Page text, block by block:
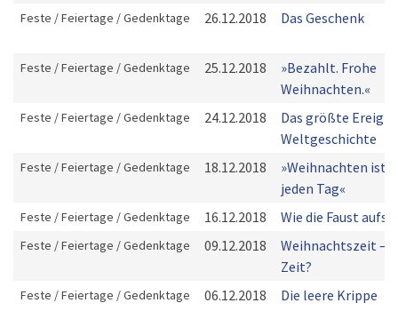
Feste / Feiertage / Gedenktage 26.12.2018 Das Geschenk
Feste / Feiertage / Gedenktage 25.12.2018
»Bezahlt. Frohe
Weihnachten.«
Feste / Feiertage / Gedenktage 24.12.2018
Das größte
Weltgeschichte
Feste / Feiertage / Gedenktage 18.12.2018
»Weihnachten ist
jeden Tag«
Feste / Feiertage / Gedenktage 16.12.2018 Wie die Faust aufs
Feste / Feiertage / Gedenktage 09.12.2018
Weihnachtszeit –
Zeit?
Feste / Feiertage / Gedenktage 06.12.2018 Die leere Krippe